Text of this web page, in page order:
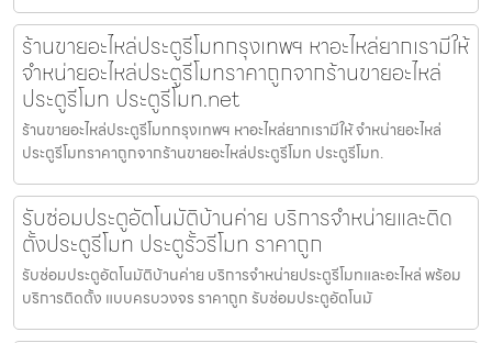
ร้านขายอะไหล่ประตูรีโมทกรุงเทพฯ หาอะไหล่ยากเรามีให้
จำหน่ายอะไหล่ประตูรีโมทราคาถูกจากร้านขายอะไหล่
ประตูรีโมท ประตูรีโมท.net
ร้านขายอะไหล่ประตูรีโมทกรุงเทพฯ หาอะไหล่ยากเรามีให้ จำหน่ายอะไหล่
ประตูรีโมทราคาถูกจากร้านขายอะไหล่ประตูรีโมท ประตูรีโมท.
รับซ่อมประตูอัตโนมัติบ้านค่าย บริการจำหน่ายและติด
ตั้งประตูรีโมท ประตูรั้วรีโมท ราคาถูก
รับซ่อมประตูอัตโนมัติบ้านค่าย บริการจำหน่ายประตูรีโมทและอะไหล่ พร้อม
บริการติดตั้ง แบบครบวงจร ราคาถูก รับซ่อมประตูอัตโนมั